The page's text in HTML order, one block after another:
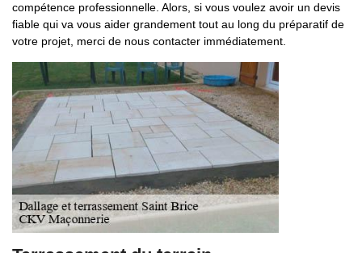
compétence professionnelle. Alors, si vous voulez avoir un devis
fiable qui va vous aider grandement tout au long du préparatif de
votre projet, merci de nous contacter immédiatement.